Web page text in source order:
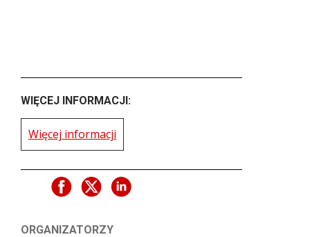
WIĘCEJ INFORMACJI:
Więcej informacji
ORGANIZATORZY